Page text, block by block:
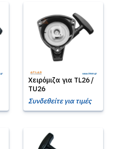
Χειρόμιζα για TL26 /
TU26
Συνδεθείτε για τιμές